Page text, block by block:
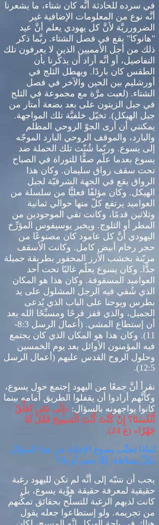
في سرده للحادثة أنَّه كان شتاء، ما يشعرنا
أنَّه نوع من المعلومات الإضافية غير
الضرورريَّة لأنَّ كل يهودي يعلم أنَّ عيد
"هانوكا" يقع في فصل الشتاء. ربَّما ذكر
ذلك من أجل الأمميين الذين لا يعرفون تلك
التفاصيل، أو أنَّه أراد أن يذكّرنا بأن
الطقس كان باردًا . ويهطل الثلج في
أورشليم بين الحين والآخر في فصل
الشتاء. (لعبت مرَّة مع مجموعة في الثلج
في جبل الزيتون على بعد بضعة أمتار من
جبل الهيكل). تخيّل خلفيَّة تلك المواجهة.
يمكنني أن أرى الجوّ الروحي المظلم
والبارد، والموقف الروحي البارد الموجّه
إلى يسوع. وربّما شُنّت تلك الحملة ضد
يسوع بعدما علّم صفًّا للتوراة في الصباح
تحت سقف رواق سليمان. وكان هذا
الرواق يقع في الجهة الشرقيّة لجبل
الهيكل. وكان مؤلفًا فعليًّا من سلسلة من
العواميد يرتفع كلّ منها حوالي ثمانية
وثلاثين قدمًا، وكانت تقي الموجودين من
المطر أو الثلوج. ويخبر يوسيفوس المؤرِّخ
اليهودي أنَّ كل عامود كان مصنوعًا من
حجر رخام أبيض كامل. وكانت الأسقف
مزيّنة بخشب الأرز المحفور بطريقة جميلة
جدًّا . وكان يسوع يعلّم غالبًا تحت أحد
العواميد المسقوفة. وكان هذا هو المكان
الذي شُفي فيه الرجل المشلول على يد
بطرس ويوحنا على الباب الذي يُدعى
الجميل، والذي قفز فرحًا ومسبِّحًا الله بعد
أن إستطاع المشي. ( أعمال الرسل
8:3-
11).
وكان هذا هو المكان الذي كان يجتمع
فيه المؤمنون الأوائل بعد يوم الخمسين
وحلول الروح القدس عليهم ( أعمال الرسل
12:5).
نقرأ أنَّ جمعًا من اليهود إجتمع حول يسوع،
وكأنَّهم أرادوا أن يقفلوا الطريق أمامه بينما
كانوا يواجهونه بالسؤال:
« إِلَى مَتَى تُعَلِّقُ
أَنْفُسَنَا؟ إِنْ كُنْتَ أَنْتَ الْمَسِيحَ فَقُلْ لَنَا
جَهْرًا » (ع 24).
لماذا تجنَّب يسوع الإجابة عن هذا السؤال
بكلّ بساطة، إمَّا بنعم أو بلا؟
يجب أن نتنبّه إلى أنَّه لم تكن لليهود رغبة
حقيقية لمعرفة حقيقة هوِّية يسوع، بل
كانت لديهم الرغبة للتسلّح بحقائق تمكِّنهم
من تجريمه. ولو إستطاعوا جعله يقول